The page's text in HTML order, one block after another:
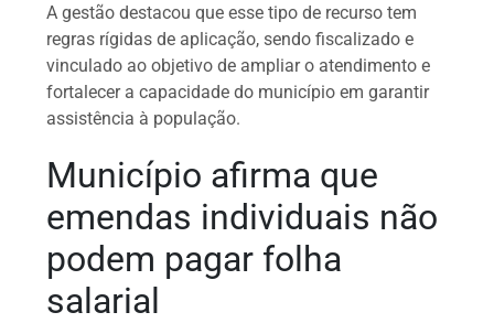
A gestão destacou que esse tipo de recurso tem
regras rígidas de aplicação, sendo fiscalizado e
vinculado ao objetivo de ampliar o atendimento e
fortalecer a capacidade do município em garantir
assistência à população.
Município afirma que
emendas individuais não
podem pagar folha
salarial